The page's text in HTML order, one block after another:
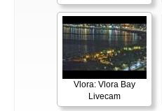
Vlora: Vlora Bay
Livecam